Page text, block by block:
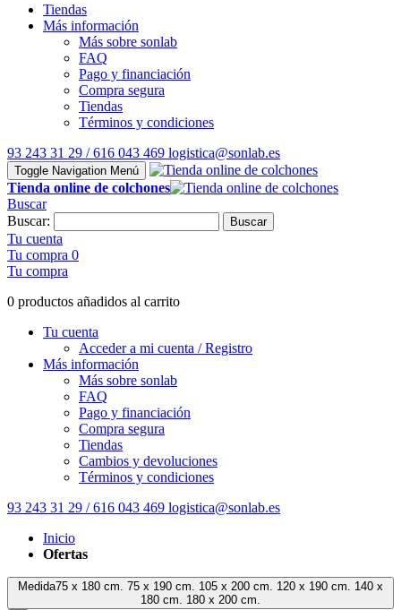
Tiendas
Más información
Más sobre sonlab
FAQ
Pago y financiación
Compra segura
Tiendas
Términos y condiciones
93 243 31 29 / 616 043 469 logistica@sonlab.es
Toggle Navigation Menú
Tienda online de colchones
Buscar
Buscar:
Buscar
Tu cuenta
Tu compra 0
Tu compra
0 productos añadidos al carrito
Tu cuenta
Acceder a mi cuenta / Registro
Más información
Más sobre sonlab
FAQ
Pago y financiación
Compra segura
Tiendas
Cambios y devoluciones
Términos y condiciones
93 243 31 29 / 616 043 469 logistica@sonlab.es
Inicio
Ofertas
Medida75 x 180 cm. 75 x 190 cm. 105 x 200 cm. 120 x 190 cm. 140 x
180 cm. 180 x 200 cm.